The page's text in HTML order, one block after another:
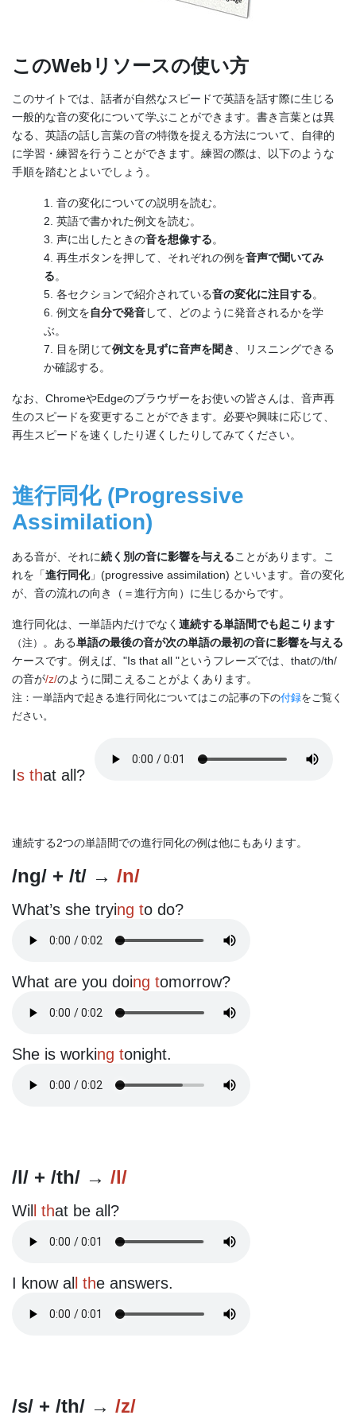
このWebリソースの使い方
このサイトでは、話者が自然なスピードで英語を話す際に生じる
一般的な音の変化について学ぶことができます。書き言葉とは異
なる、英語の話し言葉の音の特徴を捉える方法について、自律的
に学習・練習を行うことができます。練習の際は、以下のような
手順を踏むとよいでしょう。
1. 音の変化についての説明を読む。
2. 英語で書かれた例文を読む。
3. 声に出したときの音を想像する。
4. 再生ボタンを押して、それぞれの例を音声で聞いてみ
る。
5. 各セクションで紹介されている音の変化に注目する。
6. 例文を自分で発音して、どのように発音されるかを学
ぶ。
7. 目を閉じて例文を見ずに音声を聞き
、リスニングできる
か確認する。
なお、ChromeやEdgeのブラウザーをお使いの皆さんは、音声再
生のスピードを変更することができます。必要や興味に応じて、
再生スピードを速くしたり遅くしたりしてみてください。
進行同化 (Progressive
Assimilation)
ある音が、それに続く別の音に影響を与えることがあります。こ
れを「進行同化」(progressive assimilation) といいます。音の変化
が、音の流れの向き（＝進行方向）に生じるからです。
進行同化は、一単語内だけでなく 連続する単語間でも起こります
（注） 。ある単語の最後の音が次の単語の最初の音に影響を与える
ケースです。例えば、"Is that all "というフレーズでは、thatの/th/
の音が/z/のように聞こえることがよくあります。
注：一単語内で起きる進行同化についてはこの記事の下の付録をご覧く
ださい。
Is that all?
連続する2つの単語間での進行同化の例は他にもあります。
/ng/ + /t/ → /n/
What’s she trying to do?
What are you doing tomorrow?
She is working tonight.
/l/ + /th/ → /l/
Wil l that be all?
I know al l the answers.
/s/ + /th/ → /z/